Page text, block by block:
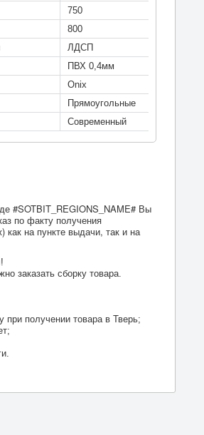
750
800
ЛДСП
ПВХ 0,4мм
Onix
Прямоугольные
Современный
#SOTBIT_REGIONS_NAME# Вы
по факту получения
как на пункте выдачи, так и на
заказать сборку товара.
при получении товара в Тверь;